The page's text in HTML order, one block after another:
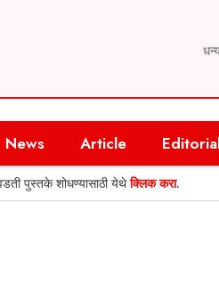
News Article
पुस्तके शोधण्यासाठी येथेक्लिक करा.